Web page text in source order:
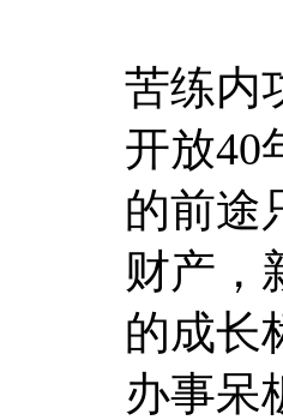
苦练内
开放40
的前途
财产，
的成长
办事呆